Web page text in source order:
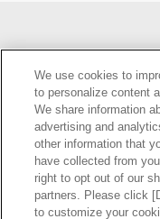
情報セキュリティ基本方針
ウェブアクセシビリティ方
We use cookies to
to personalize content
We share information
advertising and
other information that
have collected from
right to opt out of our
partners. Please click
to customize your